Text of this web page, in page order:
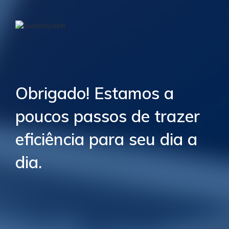
Obrigado! Estamos a
poucos passos de trazer
eficiência para seu dia a
dia.